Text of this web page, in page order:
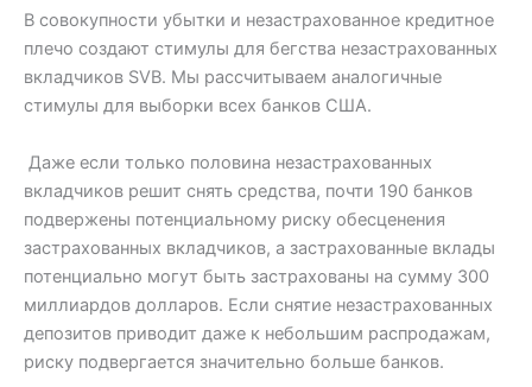
В совокупности убытки и незастрахованное кредитное
плечо создают стимулы для бегства незастрахованных
вкладчиков SVB. Мы рассчитываем аналогичные
стимулы для выборки всех банков США.
Даже если только половина незастрахованных
вкладчиков решит снять средства, почти 190 банков
подвержены потенциальному риску обесценения
застрахованных вкладчиков, а застрахованные вклады
потенциально могут быть застрахованы на сумму 300
миллиардов долларов. Если снятие незастрахованных
депозитов приводит даже к небольшим распродажам,
риску подвергается значительно больше банков.